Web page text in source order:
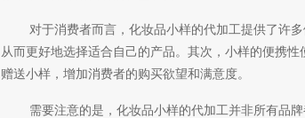
对于消费者而言，化妆品小样的代加工提供了许
从而更好地选择适合自己的产品。其次，小样的便携
赠送小样，增加消费者的购买欲望和满意度。
需要注意的是，化妆品小样的代加工并非所有品